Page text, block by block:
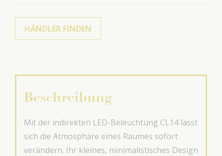
HÄNDLER FINDEN
Beschreibung
Mit der indirekten LED-Beleuchtung CL14 lässt
sich die Atmosphäre eines Raumes sofort
verändern. Ihr kleines, minimalistisches Design